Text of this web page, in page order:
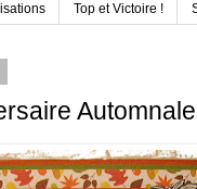
Top et Victoire !
Automnale